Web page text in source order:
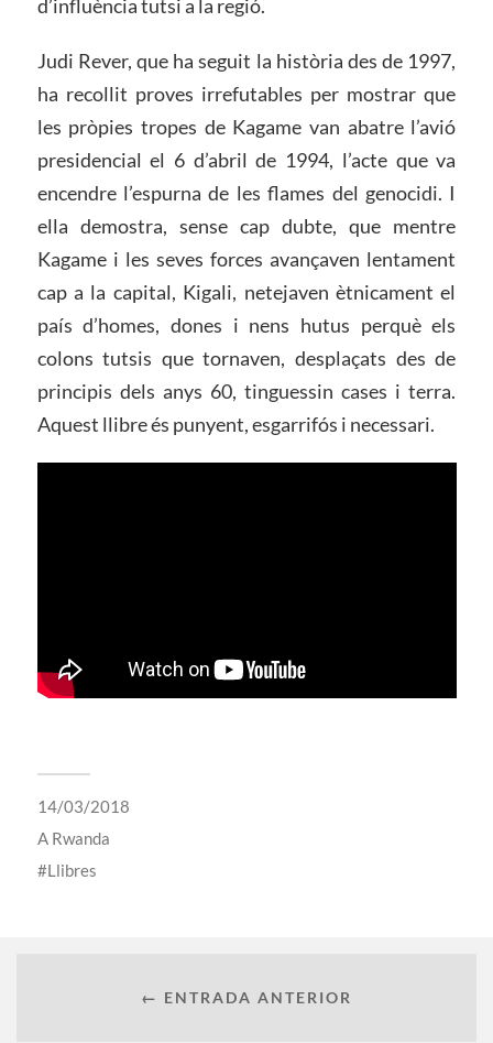
d’influència tutsi a la regió.
Judi Rever, que ha seguit la història des de 1997,
ha recollit proves irrefutables per mostrar que
les pròpies tropes de Kagame van abatre l’avió
presidencial el 6 d’abril de 1994, l’acte que va
encendre l’espurna de les flames del genocidi. I
ella demostra, sense cap dubte, que mentre
Kagame i les seves forces avançaven lentament
cap a la capital, Kigali, netejaven ètnicament el
país d’homes, dones i nens hutus perquè els
colons tutsis que tornaven, desplaçats des de
principis dels anys 60, tinguessin cases i terra.
Aquest llibre és punyent, esgarrifós i necessari.
14/03/2018
A Rwanda
Llibres
← ENTRADA ANTERIOR